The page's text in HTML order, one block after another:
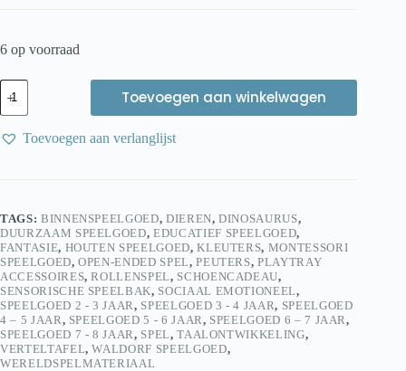
6 op voorraad
Tender
Leaf
T-
rex
aantal
Toevoegen aan winkelwagen
Toevoegen aan verlanglijst
TAGS: BINNENSPEELGOED, DIEREN,DINOSAURUS,
DUURZAAM SPEELGOED,EDUCATIEF SPEELGOED,
FANTASIE, HOUTEN SPEELGOED,KLEUTERS, MONTESSORI
SPEELGOED,OPEN-ENDED SPEL,PEUTERS,PLAYTRAY
ACCESSOIRES,ROLLENSPEL, SCHOENCADEAU,
SENSORISCHE SPEELBAK, SOCIAAL EMOTIONEEL,
SPEELGOED 2 - 3 JAAR , SPEELGOED 3 - 4 JAAR, SPEELGOED
4 – 5 JAAR , SPEELGOED 5 - 6 JAAR , SPEELGOED 6 – 7 JAAR,
SPEELGOED 7 - 8 JAAR , SPEL,TAALONTWIKKELING,
VERTELTAFEL,WALDORF SPEELGOED,
WERELDSPELMATERIAAL